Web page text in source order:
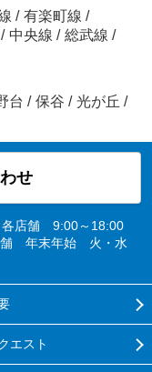
/ 有楽町線 /
/ 中央線 / 総武線 /
台 / 保谷 / 光が丘 /
せ
店舗 9:00～18:00
年末年始 火・水
エスト